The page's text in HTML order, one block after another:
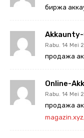
биржа
Rabu. 14 Mei
продажа
Online-
Rabu. 14 Mei
продажа